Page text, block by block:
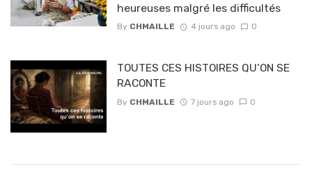
heureuses malgré les difficultés
By CHMAILLE 4 jours ago 0
TOUTES CES HISTOIRES QU’ON SE
RACONTE
By CHMAILLE 7 jours ago 0